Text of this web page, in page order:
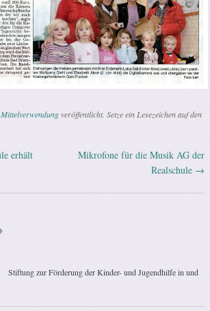
Mittelverwendungveröffentlicht. Setze ein Lesezeichen auf den
erhält
Mikrofone für die Musik AG der
Realschule →
Stiftung zur Förderung der Kinder- und Jugendhilfe in und